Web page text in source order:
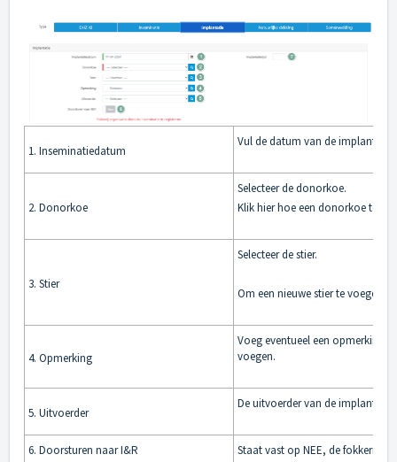
1. Inseminatiedatum
Vul de datum van de
2. Donorkoe
Selecteer de donorkoe.
Klik hierhoe een donorkoe toe
3. Stier
Selecteer de stier.
Om een nieuwe stier te voegen,
4. Opmerking
Voeg eventueel een opmerking
voegen.
5. Uitvoerder
De uitvoerder van de
6. Doorsturen naar I&R Staat vast op NEE, de fokkerij